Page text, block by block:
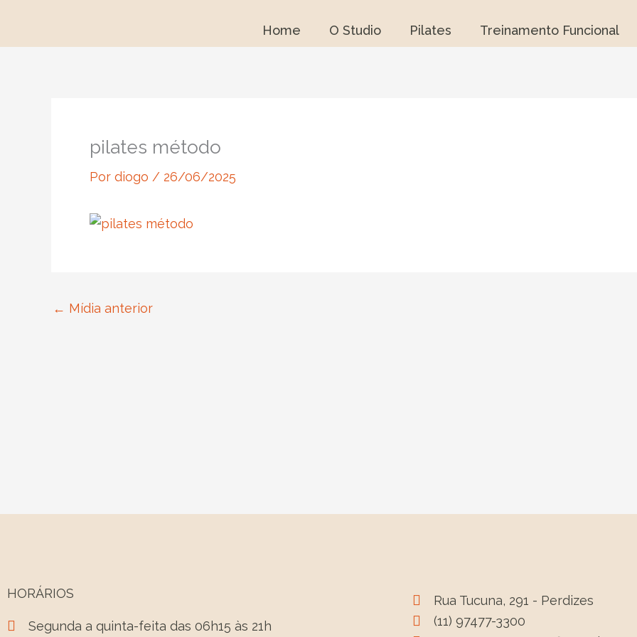
o
Home O Studio Pilates Treinamento Funcional
pilates método
Por diogo / 26/06/2025
← Mídia anterior
HORÁRIOS
Segunda a quinta-feita das 06h15 às 21h
Rua Tucuna, 291 - Perdizes
(11) 97477-3300